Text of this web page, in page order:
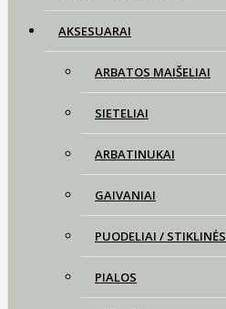
AKSESUARAI
ARBATOS MAIŠELIAI
SIETELIAI
ARBATINUKAI
GAIVANIAI
PUODELIAI / STIKLINĖS
PIALOS